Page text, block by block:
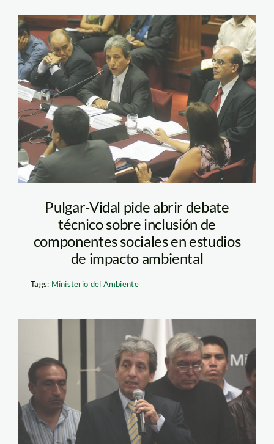
pulgar_vidal_congreso
Pulgar-Vidal pide abrir debate
técnico sobre inclusión de
componentes sociales en estudios
de impacto ambiental
Tags: Ministerio del Ambiente
Manuel Pulgar_andina